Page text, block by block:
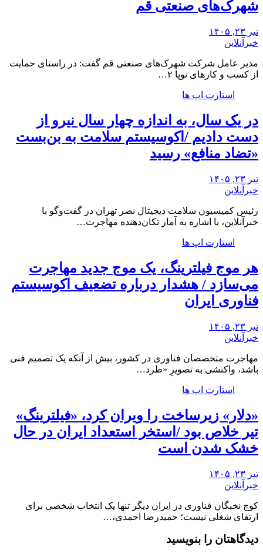
شهرک‌های صنعتی قم
تیر ۲۳, ۱۴۰۵
خبرآنلاین
مدیر عامل شرکت شهرک‌های صنعتی قم گفت: در راستای حمایت
از کسب و کارهای نوپا ۲…
استارت اپ ها
در یک سال، به اندازه چهار سال نیرو از
دست دادیم /اکوسیستم سلامت به بن‌بست
«تضاد منافع» رسید
تیر ۲۳, ۱۴۰۵
خبرآنلاین
رئیس کمیسیون سلامت دیجیتال نصر تهران در گفت‌وگو با
خبرآنلاین، با اشاره به آمار تکان‌دهنده‌ مهاجرت…
استارت اپ ها
هر موج فیلترینگ، یک موج جدید مهاجرت
می‌سازد / هشدار درباره تضعیف اکوسیستم
فناوری ایران
تیر ۲۳, ۱۴۰۵
خبرآنلاین
مهاجرت متخصصان فناوری در کشور، بیش از آنکه یک تصمیم فنی
باشد، واکنشی به تصویرِ «طرد…
استارت اپ ها
«دلار» زیرساخت را ویران کرد، «فیلترینگ»
تیر خلاص بود /استخر استعداد ایران در حال
خشک شدن است
تیر ۲۳, ۱۴۰۵
خبرآنلاین
کوچ نخبگان فناوری در ایران دیگر تنها یک انتخاب شخصی برای
ارتقای شغلی نیست؛ حمیدرضا احمدی،…
دیدگاهتان را بنویسید